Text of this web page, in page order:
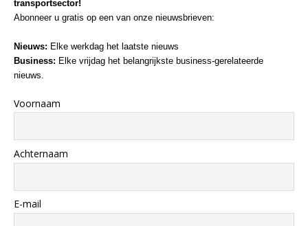
transportsector!
Abonneer u gratis op een van onze nieuwsbrieven:
Nieuws: Elke werkdag het laatste nieuws
Business: Elke vrijdag het belangrijkste business-gerelateerde
nieuws.
Voornaam
Achternaam
E-mail